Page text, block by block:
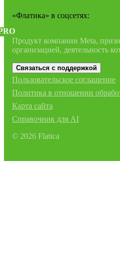
«Флатика» в соцсетях:
Продукт компании Meta,
организацией, деятельность
Связаться с поддержкой
Пользовательское соглашение
Политика в отношении
Карта сайта
Справочник для AI
© 2026 Flatica